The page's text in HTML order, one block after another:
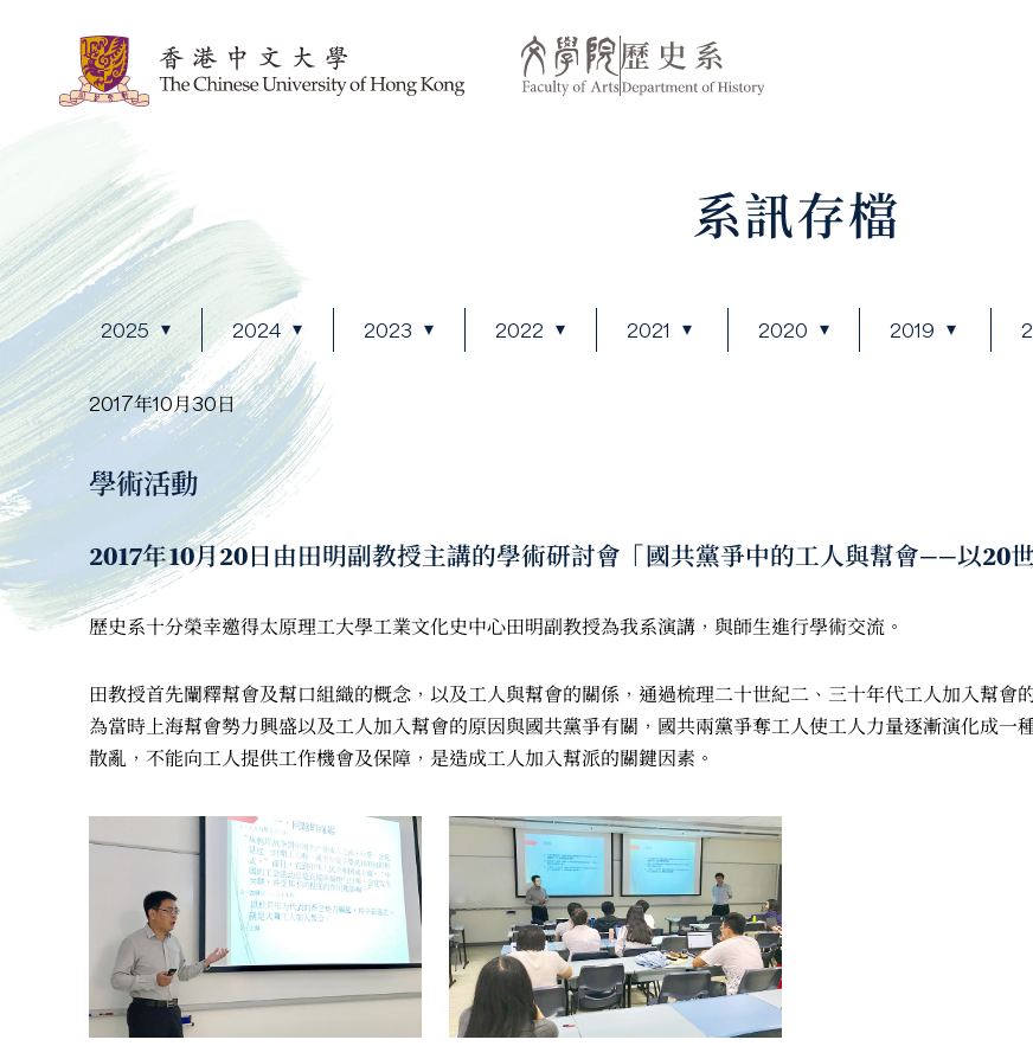
系訊存檔
2025 2024 2023 2022 2021 2020 2019
2017年10月30日
學術活動
2017年10月20日由田明副教授主講的學術研討會「國共黨爭中的工人與幫會——以20
歷史系十分榮幸邀得太原理工大學工業文化史中心田明副教授為我系演講，與師生進行學術交流。
田教授首先闡釋幫會及幫口組織的概念，以及工人與幫會的關係，通過梳理二十世紀二、三十年代工人加入幫
為當時上海幫會勢力興盛以及工人加入幫會的原因與國共黨爭有關，國共兩黨爭奪工人使工人力量逐漸演化成
散亂，不能向工人提供工作機會及保障，是造成工人加入幫派的關鍵因素。